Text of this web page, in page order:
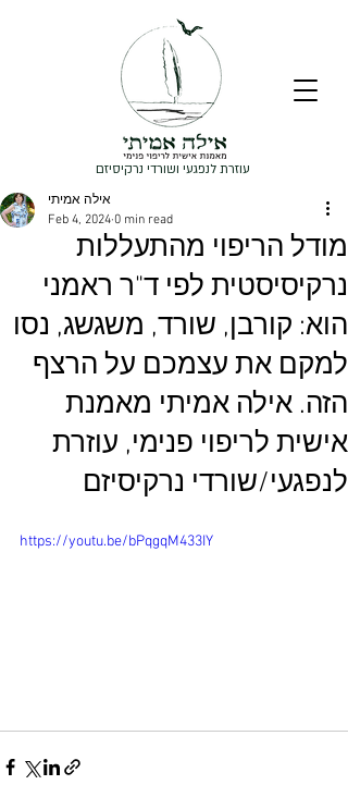
עוזרת לנפגעי ושורדי נרקיסיזם
מודל הריפוי מהתעללות
נרקיסיסטית לפי ד"ר ראמני
הוא: קורבן, שורד, משגשג, נסו
למקם את עצמכם על הרצף
הזה. אילה אמיתי מאמנת
אישית לריפוי פנימי, עוזרת
לנפגעי/שורדי נרקיסיזם
אילה אמיתי
Feb 4, 2024 0 min read
https://youtu.be/bPqgqM433IY